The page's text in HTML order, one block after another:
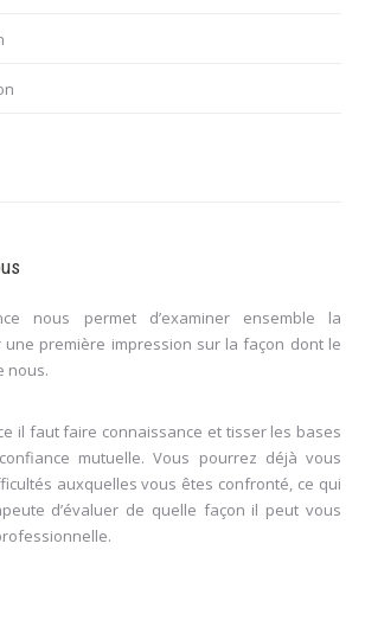
nous permet d’examiner ensemble la
une première impression sur la façon dont le
nous.
il faut faire connaissance et tisser les bases
mutuelle. Vous pourrez déjà vous
auxquelles vous êtes confronté, ce qui
d’évaluer de quelle façon il peut vous